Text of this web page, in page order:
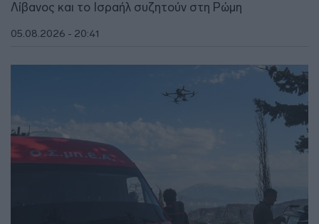
Λίβανος και το Ισραήλ συζητούν στη Ρώμη
05.08.2026 - 20:41